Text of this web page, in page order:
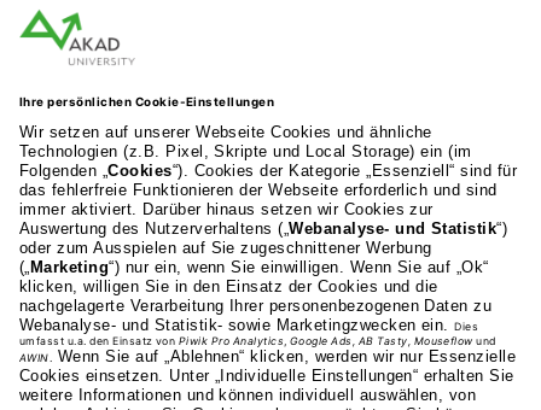
AKAD Bildungsgesellschaft mbH
Heilbronner Strasse 86
70191 Stuttgart
0711 81495-400
Studienangebot